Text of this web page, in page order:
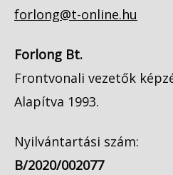
forlong@t-online.hu
Forlong Bt.
Frontvonali vezetők
Alapítva 1993.
Nyilvántartási szám:
B/2020/002077